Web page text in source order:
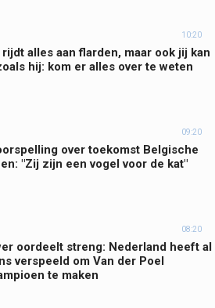
10:20
alles aan flarden, maar ook jij kan
hij: kom er alles over te weten
09:20
over toekomst Belgische
"Zij zijn een vogel voor de kat"
08:20
oordeelt streng: Nederland heeft al
verspeeld om Van der Poel
te maken